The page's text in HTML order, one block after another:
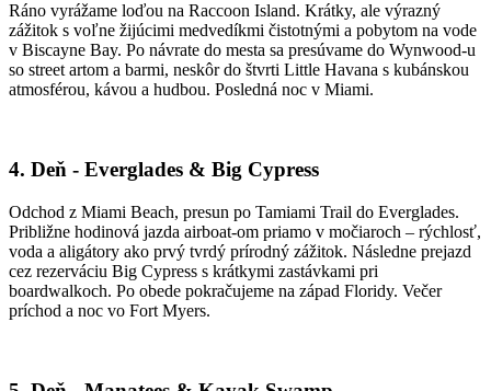
Ráno vyrážame loďou na Raccoon Island. Krátky, ale výrazný
zážitok s voľne žijúcimi medvedíkmi čistotnými a pobytom na vode
v Biscayne Bay. Po návrate do mesta sa presúvame do Wynwood-u
so street artom a barmi, neskôr do štvrti Little Havana s kubánskou
atmosférou, kávou a hudbou. Posledná noc v Miami.
4. Deň - Everglades & Big Cypress
Odchod z Miami Beach, presun po Tamiami Trail do Everglades.
Približne hodinová jazda airboat-om priamo v močiaroch – rýchlosť,
voda a aligátory ako prvý tvrdý prírodný zážitok. Následne prejazd
cez rezerváciu Big Cypress s krátkymi zastávkami pri
boardwalkoch. Po obede pokračujeme na západ Floridy. Večer
príchod a noc vo Fort Myers.